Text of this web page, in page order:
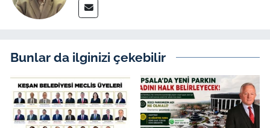
Bunlar da ilginizi çekebilir
Bilim Teknoloji
English News
Canlı Maç